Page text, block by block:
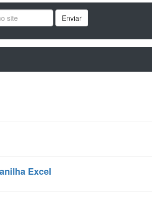
Enviar
Excel